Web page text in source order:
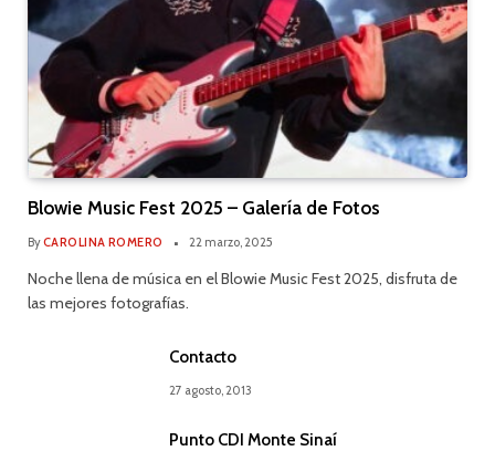
Blowie Music Fest 2025 – Galería de Fotos
ByCAROLINA ROMERO 22 marzo, 2025
Noche llena de música en el Blowie Music Fest 2025, disfruta de
las mejores fotografías.
Contacto
27 agosto, 2013
Punto CDI Monte Sinaí